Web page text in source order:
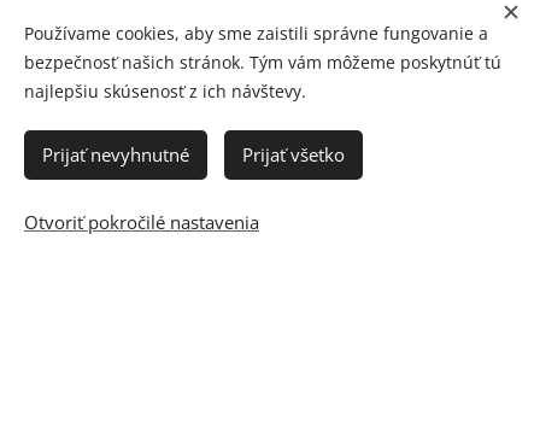
Ďalšie
Používame cookies, aby sme zaistili správne fungovanie a
bezpečnosť našich stránok. Tým vám môžeme poskytnúť tú
najlepšiu skúsenosť z ich návštevy.
Prijať nevyhnutné Prijať všetko
Otvoriť pokročilé nastavenia